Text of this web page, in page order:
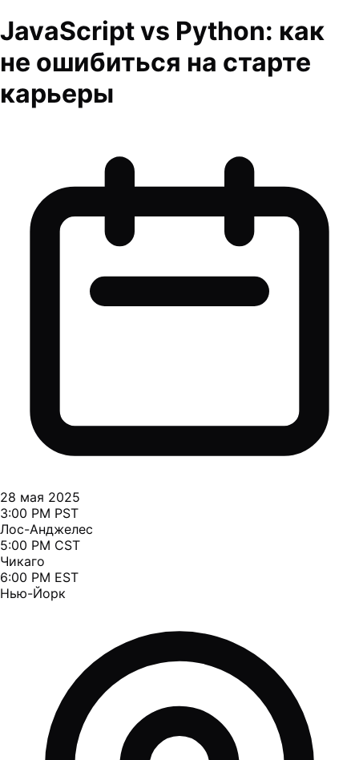
JavaScript vs Python: как
не ошибиться на старте
карьеры
28 мая 2025
3:00 PM PST
Лос-Анджелес
5:00 PM CST
Чикаго
6:00 PM EST
Нью-Йорк